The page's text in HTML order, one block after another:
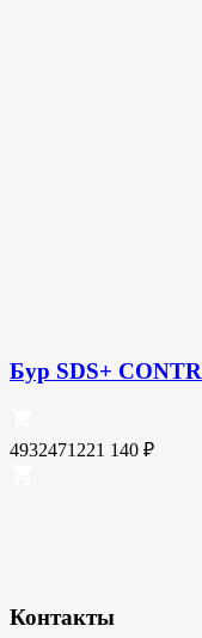
Бур SDS+
4932471221 140 ₽
Контакты